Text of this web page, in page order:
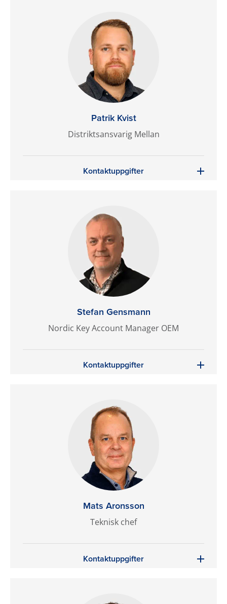
Patrik Kvist
Distriktsansvarig Mellan
Kontaktuppgifter
Stefan Gensmann
Nordic Key Account Manager OEM
Kontaktuppgifter
Mats Aronsson
Teknisk chef
Kontaktuppgifter